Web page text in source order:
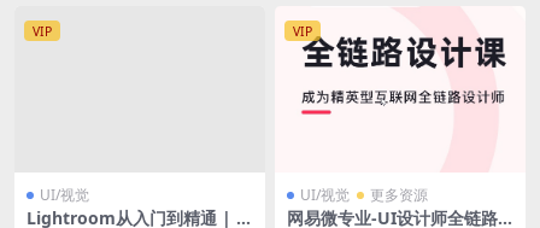
VIP
UI/视觉
Lightroom从入门到精通 | 完
VIP
UI/视觉 更多资源
网易微专业-UI设计师全链路